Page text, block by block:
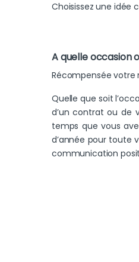
Choisissez une idée
A quelle occasion
Récompensée
Quelle que soit
d’un contrat ou de
temps que vous
d’année pour toute
communication